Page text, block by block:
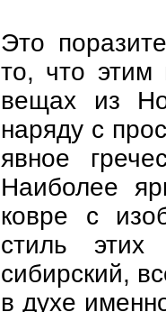
Это
то, что этим
вещах из
наряду с
явное
Наиболее
ковре с
стиль этих
сибирский,
в духе